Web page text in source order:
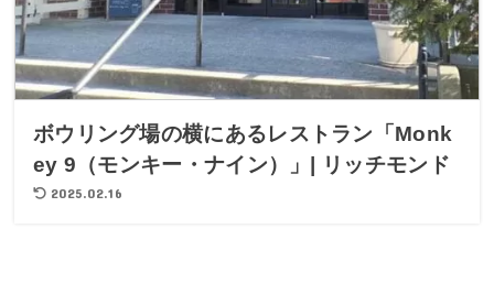
ボウリング場の横にあるレストラン「Monk
ey 9（モンキー・ナイン）」| リッチモンド
2025.02.16